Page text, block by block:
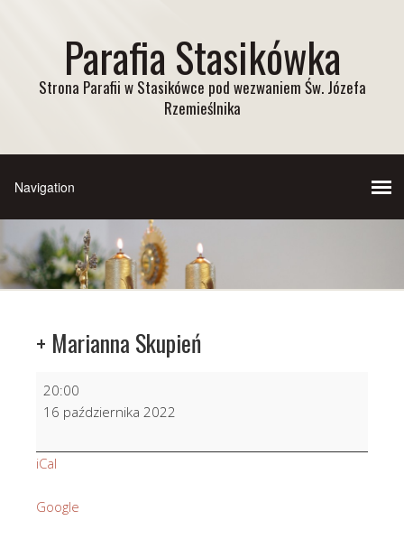
Parafia Stasikówka
Strona Parafii w Stasikówce pod wezwaniem Św. Józefa
Rzemieślnika
+ Marianna Skupień
Marianna
Skupień
20:00
16 października 2022
iCal
Google